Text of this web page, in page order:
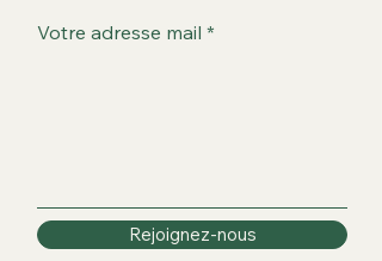
Votre adresse mail
Rejoignez-nous